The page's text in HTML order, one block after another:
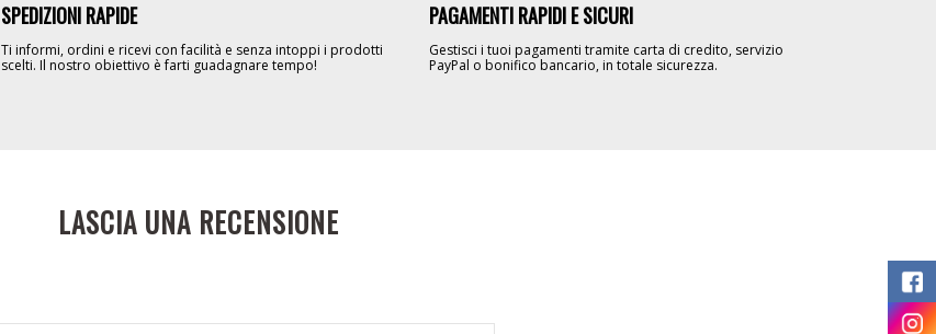
SPEDIZIONI RAPIDE
Ti informi, ordini e ricevi con facilità e senza intoppi i prodotti
scelti. Il nostro obiettivo è farti guadagnare tempo!
PAGAMENTI RAPIDI E SICURI
Gestisci i tuoi pagamenti tramite carta di credito, servizio
PayPal o bonifico bancario, in totale sicurezza.
LASCIA UNA RECENSIONE